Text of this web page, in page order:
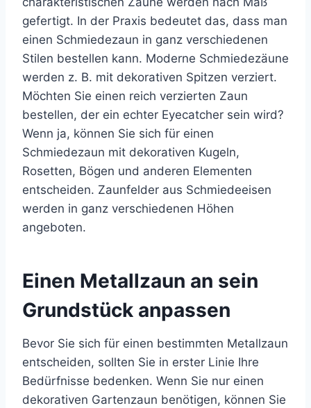
gefertigt. In der Praxis bedeutet das, dass man
einen Schmiedezaun in ganz verschiedenen
Stilen bestellen kann. Moderne Schmiedezäune
werden z. B. mit dekorativen Spitzen verziert.
Möchten Sie einen reich verzierten Zaun
bestellen, der ein echter Eyecatcher sein wird?
Wenn ja, können Sie sich für einen
Schmiedezaun mit dekorativen Kugeln,
Rosetten, Bögen und anderen Elementen
entscheiden. Zaunfelder aus Schmiedeeisen
werden in ganz verschiedenen Höhen
angeboten.
Einen Metallzaun an sein
Grundstück anpassen
Bevor Sie sich für einen bestimmten Metallzaun
entscheiden, sollten Sie in erster Linie Ihre
Bedürfnisse bedenken. Wenn Sie nur einen
dekorativen Gartenzaun benötigen, können Sie